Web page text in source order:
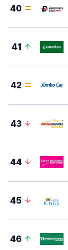
40
41
42
43
44
45
46